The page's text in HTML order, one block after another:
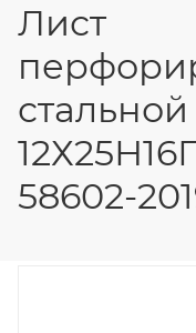
Лист
58602-